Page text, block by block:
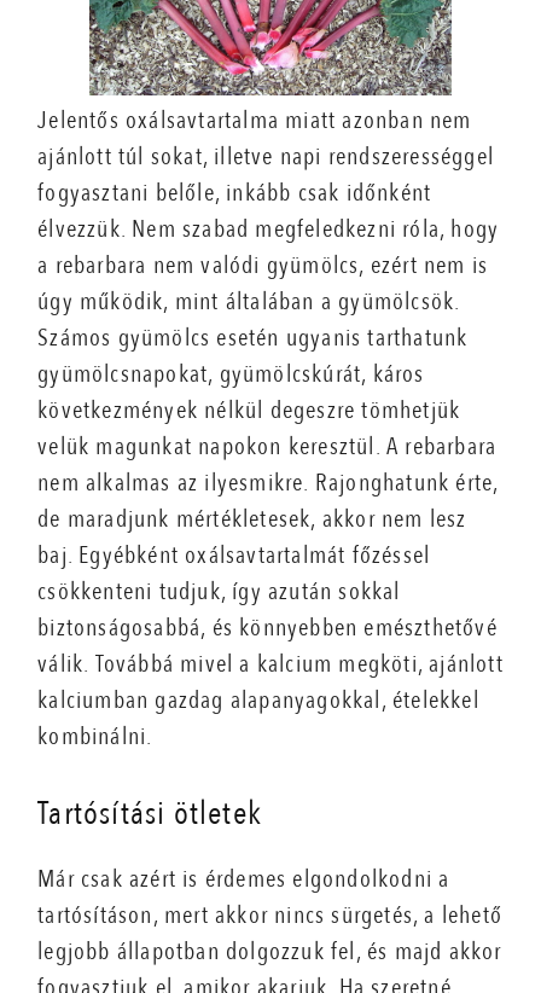
Jelentős oxálsavtartalma miatt azonban nem
ajánlott túl sokat, illetve napi rendszerességgel
fogyasztani belőle, inkább csak időnként
élvezzük. Nem szabad megfeledkezni róla, hogy
a rebarbara nem valódi gyümölcs, ezért nem is
úgy működik, mint általában a gyümölcsök.
Számos gyümölcs esetén ugyanis tarthatunk
gyümölcsnapokat, gyümölcskúrát, káros
következmények nélkül degeszre tömhetjük
velük magunkat napokon keresztül. A rebarbara
nem alkalmas az ilyesmikre. Rajonghatunk érte,
de maradjunk mértékletesek, akkor nem lesz
baj. Egyébként oxálsavtartalmát főzéssel
csökkenteni tudjuk, így azután sokkal
biztonságosabbá, és könnyebben emészthetővé
válik. Továbbá mivel a kalcium megköti, ajánlott
kalciumban gazdag alapanyagokkal, ételekkel
kombinálni.
Tartósítási ötletek
Már csak azért is érdemes elgondolkodni a
tartósításon, mert akkor nincs sürgetés, a lehető
legjobb állapotban dolgozzuk fel, és majd akkor